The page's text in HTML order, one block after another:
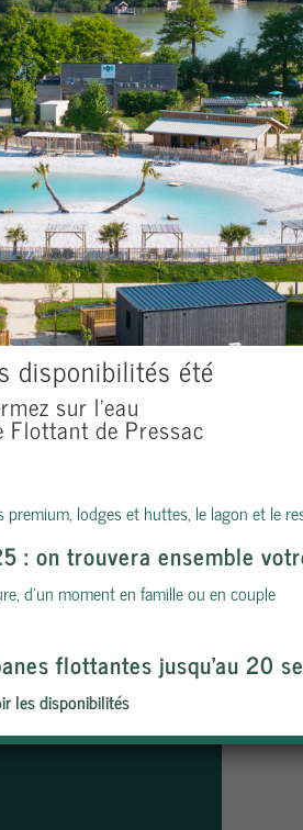
/ Enfants
jardin
fin de séjour
disponibilités été
sur l’eau
Flottant de Pressac
lodges et huttes, le lagon et le
: on trouvera ensemble
d’un moment en famille ou en couple
flottantes jusqu’au 20
les disponibilités